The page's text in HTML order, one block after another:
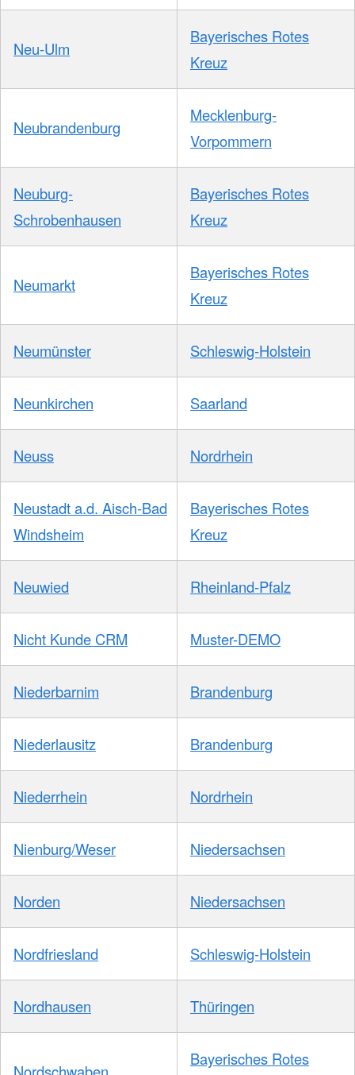
Neu-Ulm
Bayerisches Rotes
Kreuz
Neubrandenburg
Mecklenburg-
Vorpommern
Neuburg-
Schrobenhausen
Bayerisches Rotes
Kreuz
Neumarkt
Bayerisches Rotes
Kreuz
Neumünster Schleswig-Holstein
Neunkirchen Saarland
Neuss Nordrhein
Neustadt a.d. Aisch-Bad
Windsheim
Bayerisches Rotes
Kreuz
Neuwied Rheinland-Pfalz
Nicht Kunde CRM Muster-DEMO
Niederbarnim Brandenburg
Niederlausitz Brandenburg
Niederrhein Nordrhein
Nienburg/Weser Niedersachsen
Norden Niedersachsen
Nordfriesland Schleswig-Holstein
Nordhausen Thüringen
Bayerisches Rotes